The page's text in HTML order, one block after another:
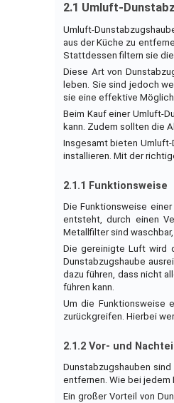
2.1 Umluft-
Umluft-
aus der Küche zu
Stattdessen filtern sie
Diese Art von
leben. Sie sind jedoch
sie eine effektive
Beim Kauf einer Umluft-
kann. Zudem sollten die
Insgesamt bieten Umluft-
installieren. Mit der
2.1.1 Funktionsweise
Die Funktionsweise
entsteht, durch einen
Metallfilter sind
Die gereinigte Luft wird
Dunstabzugshaube
dazu führen, dass nicht
führen kann.
Um die Funktionsweise
zurückgreifen. Hierbei
2.1.2 Vor- und
Dunstabzugshauben
entfernen. Wie bei jedem
Ein großer Vorteil von